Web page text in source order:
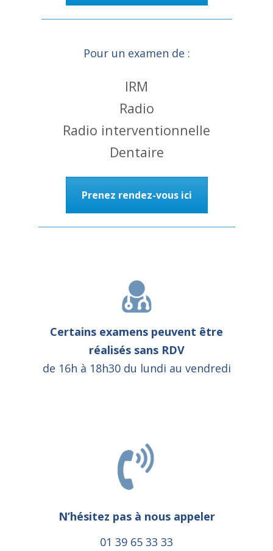
Pour un examen de :
IRM
Radio
Radio interventionnelle
Dentaire
Prenez rendez-vous ici
Certains examens peuvent être
réalisés sans RDV
de 16h à 18h30 du lundi au vendredi
N’hésitez pas à nous appeler
01 39 65 33 33